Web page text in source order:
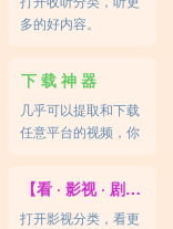
多的好内容。
下 载 神 器
几乎可以提取和下载
任意平台的视频，你
【看 · 影视 · 剧集】
打开影视分类，看更